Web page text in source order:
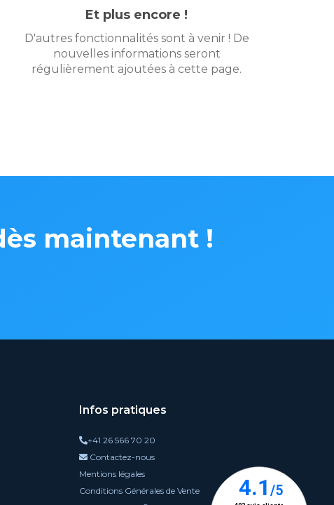
Et plus encore !
D'autres fonctionnalités sont à venir ! De
nouvelles informations seront
régulièrement ajoutées à cette page.
maintenant !
Infos pratiques
+41 26 566 70 20
Contactez-nous
Mentions légales
Conditions Générales de Vente